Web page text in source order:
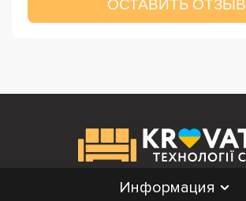
ОСТАВИТЬ ОТЗЫВ
Информация